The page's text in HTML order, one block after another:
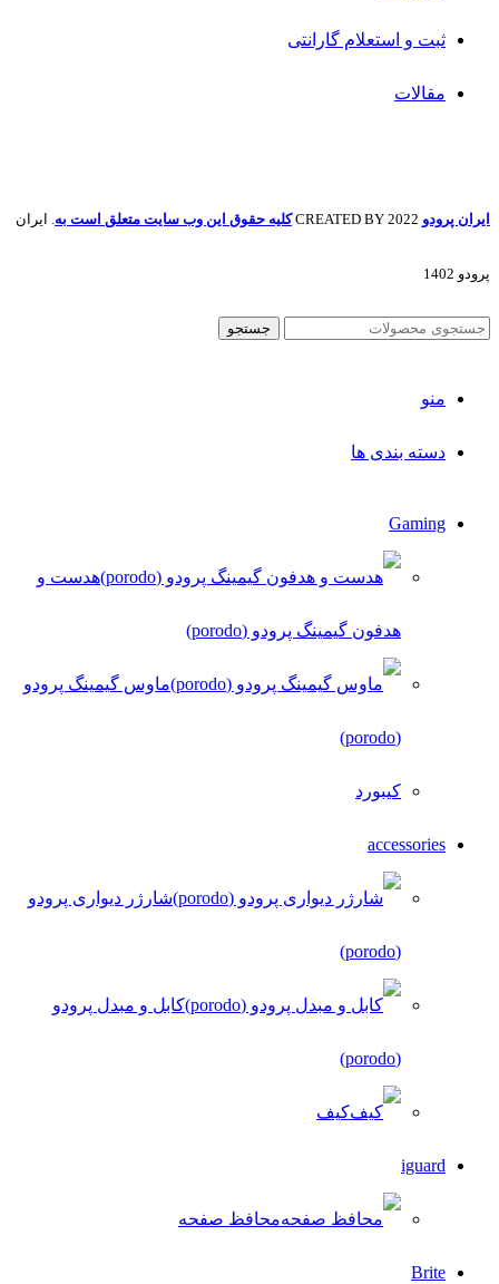
ثبت و استعلام گارانتی
مقالات
ایران پرودو 2022 CREATED BY کلیه حقوق این وب سایت متعلق است به. ایران
پرودو 1402
جستجو
منو
دسته بندی ها
Gaming
هدست و
هدفون گیمینگ پرودو (porodo)
ماوس گیمینگ پرودو
(porodo)
کیبورد
accessories
شارژر دیواری پرودو
(porodo)
کابل و مبدل پرودو
(porodo)
کیف
iguard
محافظ صفحه
Brite